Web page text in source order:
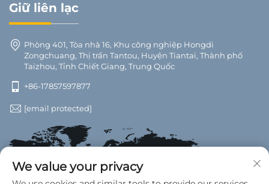
Giữ liên lạc
Phòng 401, Tòa nhà 16, Khu công nghiệp Hongdi
Zongchuang, Thị trấn Tantou, Huyện Tiantai, Thành phố
Taizhou, Tỉnh Chiết Giang, Trung Quốc
+86-17857597877
[email protected]
We value your privacy